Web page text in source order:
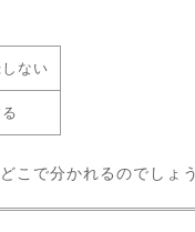
ない
こで分かれるのでしょ